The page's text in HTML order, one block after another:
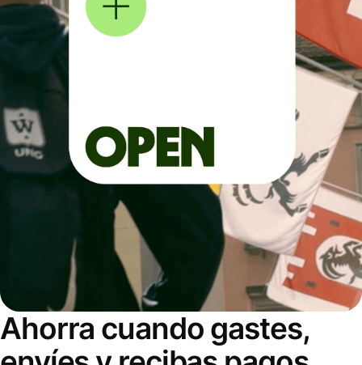
Ahorra cuando gastes,